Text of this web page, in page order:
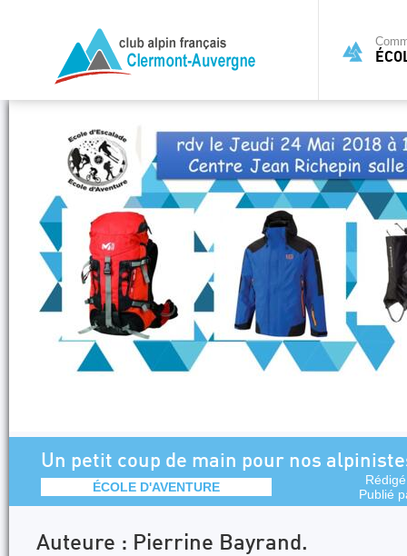
Un petit coup de main pour nos
ÉCOLE D'AVENTURE
Publié
Auteure : Pierrine Bayrand.